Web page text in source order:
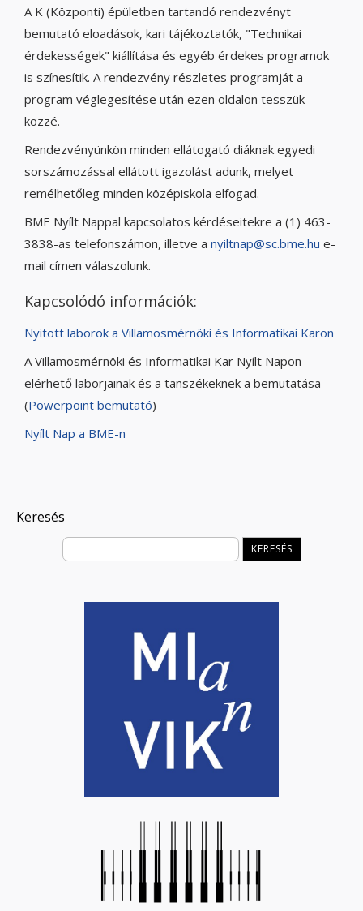
A K (Központi) épületben tartandó rendezvényt
bemutató eloadások, kari tájékoztatók, "Technikai
érdekességek" kiállítása és egyéb érdekes programok
is színesítik. A rendezvény részletes programját a
program véglegesítése után ezen oldalon tesszük
közzé.
Rendezvényünkön minden ellátogató diáknak egyedi
sorszámozással ellátott igazolást adunk, melyet
remélhetőleg minden középiskola elfogad.
BME Nyílt Nappal kapcsolatos kérdéseitekre a (1) 463-
3838-as telefonszámon, illetve a nyiltnap@sc.bme.hu e-
mail címen válaszolunk.
Kapcsolódó információk:
Nyitott laborok a Villamosmérnöki és Informatikai Karon
A Villamosmérnöki és Informatikai Kar Nyílt Napon
elérhető laborjainak és a tanszékeknek a bemutatása
(Powerpoint bemutató)
Nyílt Nap a BME-n
Keresés